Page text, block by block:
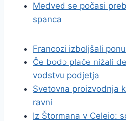
Medved se počasi
spanca
Francozi izboljšali
Če bodo plače nižali
vodstvu podjetja
Svetovna proizvodnja
ravni
Iz Štormana v Celeio: